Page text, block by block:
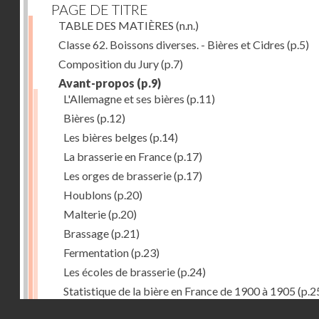
PAGE DE TITRE
TABLE DES MATIÈRES (n.n.)
Classe 62. Boissons diverses. - Bières et Cidres (p.5)
Composition du Jury(p.7)
Avant-propos (p.9)
L'Allemagne et ses bières (p.11)
Bières (p.12)
Les bières belges (p.14)
La brasserie en France(p.17)
Les orges de brasserie(p.17)
Houblons (p.20)
Malterie(p.20)
Brassage(p.21)
Fermentation(p.23)
Les écoles de brasserie(p.24)
Statistique de la bière en France de 1900 à 1905